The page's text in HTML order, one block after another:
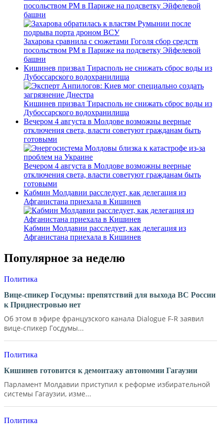
посольством РМ в Париже на подсветку Эйфелевой
башни
Захарова сравнила с сюжетами Гоголя сбор средств
посольством РМ в Париже на подсветку Эйфелевой
башни
Кишинев призвал Тирасполь не снижать сброс воды из
Дубоссарского водохранилища
Кишинев призвал Тирасполь не снижать сброс воды из
Дубоссарского водохранилища
Вечером 4 августа в Молдове возможны веерные
отключения света, власти советуют гражданам быть
готовыми
Вечером 4 августа в Молдове возможны веерные
отключения света, власти советуют гражданам быть
готовыми
Кабмин Молдавии расследует, как делегация из
Афганистана приехала в Кишинев
Кабмин Молдавии расследует, как делегация из
Афганистана приехала в Кишинев
Популярное за неделю
Политика
Вице-спикер Госдумы: препятствий для выхода ВС России
к Приднестровью нет
Об этом в эфире французского канала Dialogue F-R заявил
вице-спикер Госдумы...
Политика
Кишинев готовится к демонтажу автономии Гагаузии
Парламент Молдавии приступил к реформе избирательной
системы Гагаузии, изме...
Политика